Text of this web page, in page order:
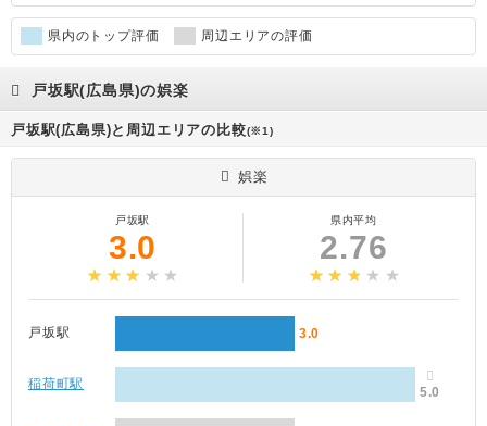
県内のトップ評価 周辺エリアの評価
戸坂駅(広島県)の娯楽
戸坂駅(広島県)と周辺エリアの比較(※1)
娯楽
戸坂駅
3.0
県内平均
2.76
戸坂駅 3.0
稲荷町駅
5.0